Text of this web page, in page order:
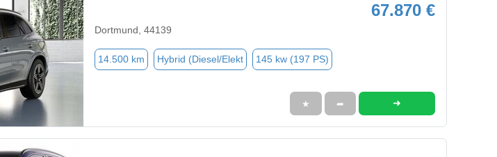
67.870 €
Dortmund, 44139
14.500 km Hybrid (Diesel/Elekt 145 kw (197 PS)
★ ➦ ➜